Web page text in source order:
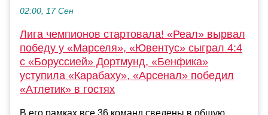
02:00, 17 Сен
Лига чемпионов стартовала! «Реал» вырвал
победу у «Марселя», «Ювентус» сыграл 4:4
с «Боруссией» Дортмунд, «Бенфика»
уступила «Карабаху», «Арсенал» победил
«Атлетик» в гостях